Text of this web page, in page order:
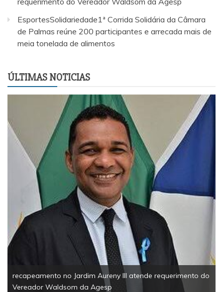
EsportesSolidariedade1ª Corrida Solidária da Câmara
de Palmas reúne 200 participantes e arrecada mais de
meia tonelada de alimentos
ÚLTIMAS NOTICIAS
recapeamento no Jardim Aureny III atende requerimento do
Vereador Waldsom da Agesp